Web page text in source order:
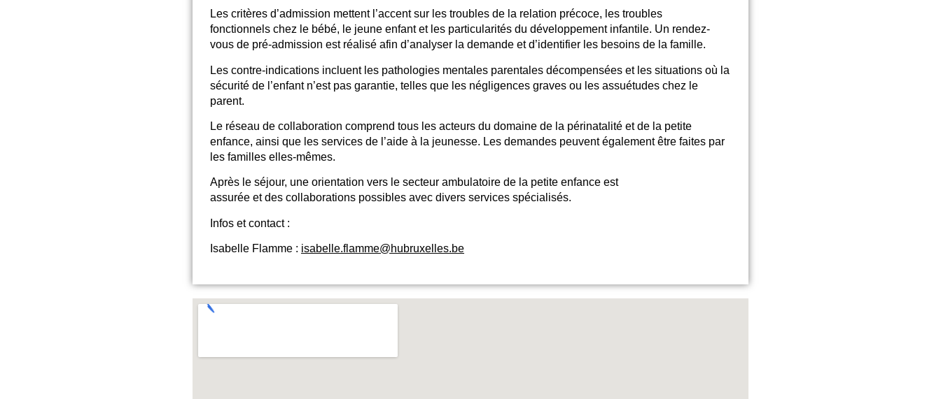
Les critères d’admission mettent l’accent sur les troubles de la relation précoce, les troubles
fonctionnels chez le bébé, le jeune enfant et les particularités du développement infantile. Un rendez-
vous de pré-admission est réalisé afin d’analyser la demande et d’identifier les besoins de la famille.
Les contre-indications incluent les pathologies mentales parentales décompensées et les situations où la
sécurité de l’enfant n’est pas garantie, telles que les négligences graves ou les assuétudes chez le
parent.
Le réseau de collaboration comprend tous les acteurs du domaine de la périnatalité et de la petite
enfance, ainsi que les services de l’aide à la jeunesse. Les demandes peuvent également être faites par
les familles elles-mêmes.
Après le séjour, une orientation vers le secteur ambulatoire de la petite enfance est
assurée et des collaborations possibles avec divers services spécialisés.
Infos et contact :
Isabelle Flamme : isabelle.flamme@hubruxelles.be